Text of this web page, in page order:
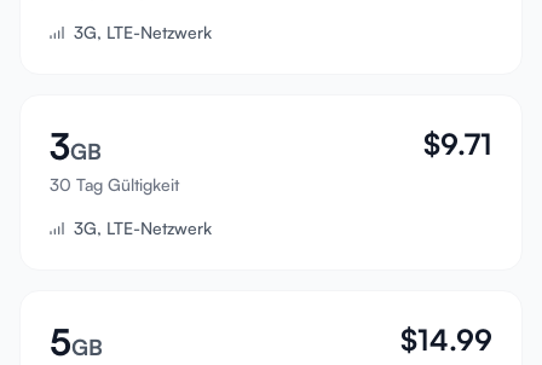
Anmelden
3G, LTE-Netzwerk
3GB
30 Tag Gültigkeit
$9.71
3G, LTE-Netzwerk
5GB $14.99